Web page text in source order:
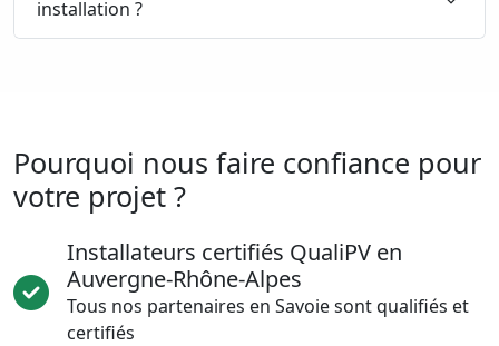
installation ?
Pourquoi nous faire confiance pour
votre projet ?
Installateurs certifiés QualiPV en
Auvergne-Rhône-Alpes
Tous nos partenaires en Savoie sont qualifiés et
certifiés